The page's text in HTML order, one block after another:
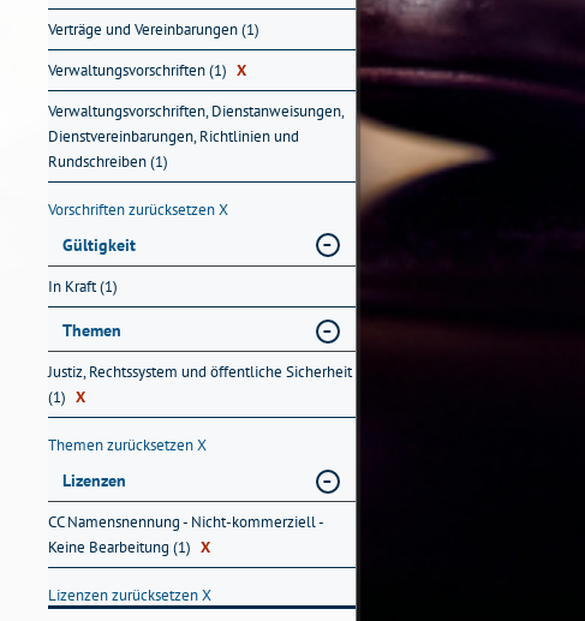
Verträge und Vereinbarungen (1)
Verwaltungsvorschriften (1) X
Verwaltungsvorschriften, Dienstanweisungen,
Dienstvereinbarungen, Richtlinien und
Rundschreiben (1)
Vorschriften zurücksetzenX
Gültigkeit
In Kraft (1)
Themen
Justiz, Rechtssystem und öffentliche Sicherheit
(1) X
Themen zurücksetzenX
Lizenzen
CC Namensnennung - Nicht-kommerziell -
Keine Bearbeitung (1) X
Lizenzen zurücksetzenX